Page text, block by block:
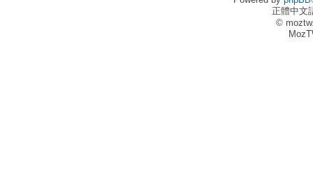
正體中文
©